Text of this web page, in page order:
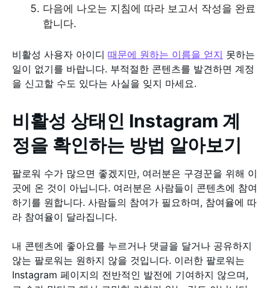
다음에 나오는 지침에 따라 보고서 작성을 완료
합니다.
비활성 사용자 아이디 때문에 원하는 이름을 얻지 못하는
일이 없기를 바랍니다. 부적절한 콘텐츠를 발견하면 계정
을 신고할 수도 있다는 사실을 잊지 마세요.
비활성 상태인 Instagram 계
정을 확인하는 방법 알아보기
팔로워 수가 많으면 좋겠지만, 여러분은 구경꾼을 위해 이
곳에 온 것이 아닙니다. 여러분은 사람들이 콘텐츠에 참여
하기를 원합니다. 사람들의 참여가 필요하며, 참여율에 따
라 참여율이 달라집니다.
내 콘텐츠에 좋아요를 누르거나 댓글을 달거나 공유하지
않는 팔로워는 원하지 않을 것입니다. 이러한 팔로워는
Instagram 페이지의 전반적인 발전에 기여하지 않으며,